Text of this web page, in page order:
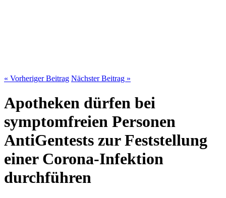
« Vorheriger Beitrag Nächster Beitrag »
Apotheken dürfen bei
symptomfreien Personen
AntiGentests zur Feststellung
einer Corona-Infektion
durchführen